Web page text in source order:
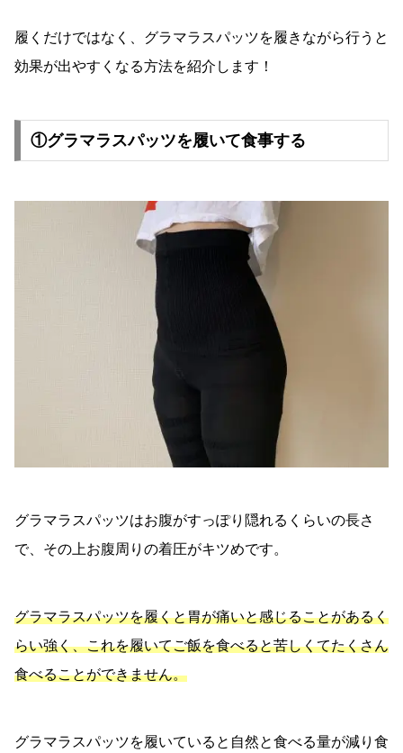
履くだけではなく、グラマラスパッツを履きながら行うと
効果が出やすくなる方法を紹介します！
①グラマラスパッツを履いて食事する
グラマラスパッツはお腹がすっぽり隠れるくらいの長さ
で、その上お腹周りの着圧がキツめです。
グラマラスパッツを履くと胃が痛いと感じることがあるく
らい強く、これを履いてご飯を食べると苦しくてたくさん
食べることができません。
グラマラスパッツを履いていると自然と食べる量が減り食